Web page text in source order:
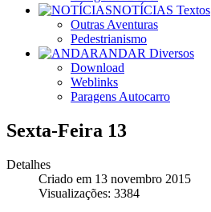
NOTÍCIAS Textos
Outras Aventuras
Pedestrianismo
ANDAR Diversos
Download
Weblinks
Paragens Autocarro
Sexta-Feira 13
Detalhes
Criado em 13 novembro 2015
Visualizações: 3384